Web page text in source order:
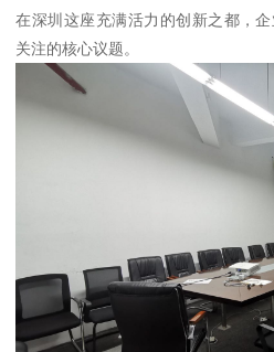
在深圳这座充满活力的创新之都，
关注的核心议题。